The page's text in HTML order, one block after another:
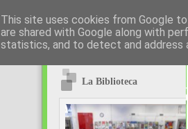
La Biblioteca
This site uses cookies from Google
are shared with Google along with
statistics, and to detect and address